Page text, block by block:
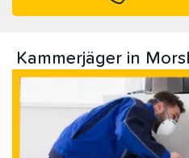
Kammerjäger in